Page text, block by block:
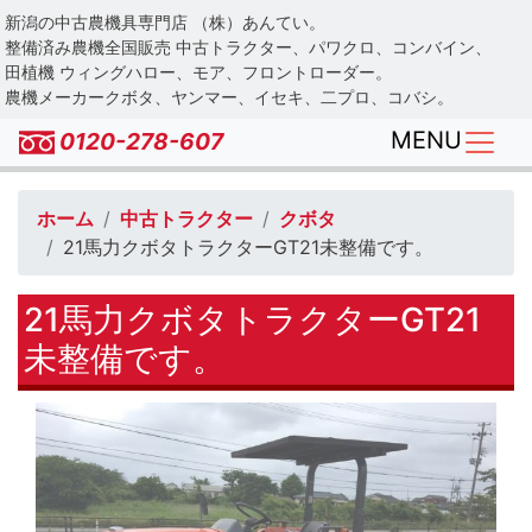
Skip
to
main
content
新潟の中古農機具専門店 （株）あんてい。
整備済み農機全国販売 中古トラクター、パワクロ、コンバイン、
田植機 ウィングハロー、モア、フロントローダー。
農機メーカークボタ、ヤンマー、イセキ、二プロ、コバシ。
0120-278-607 MENU
ホーム 中古トラクター
クボタ
21馬力クボタトラクターGT21未整備です。
21馬力クボタトラクターGT21
未整備です。